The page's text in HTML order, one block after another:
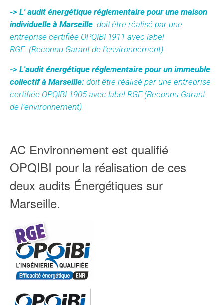
-> L' audit énergétique réglementaire pour une maison
individuelle à Marseille: doit être réalisé par une
entreprise certifiée OPQIBI 1911 avec label
RGE (Reconnu Garant de l’environnement)
-> L'audit énergétique réglementaire pour un immeuble
collectif à Marseille: doit être réalisé par une entreprise
certifiée OPQIBI 1905 avec label RGE (Reconnu Garant
de l’environnement)
AC Environnement est qualifié
OPQIBI pour la réalisation de ces
deux audits Énergétiques sur
Marseille.